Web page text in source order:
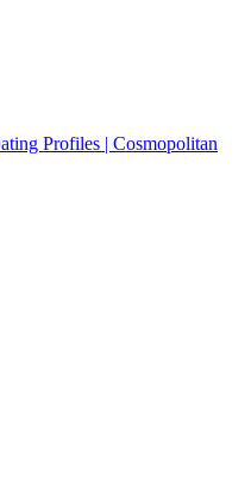
Profiles | Cosmopolitan